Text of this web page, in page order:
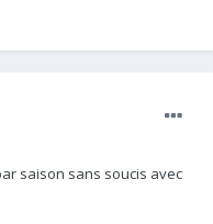
saison sans soucis avec